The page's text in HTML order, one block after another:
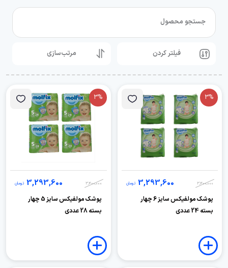
جستجو محصول
فیلتر کردن مرتب‌سازی
3%
3,400,000
3,293,600 تومان
پوشک مولفیکس سایز 6 چهار
بسته 24 عددی
3%
3,400,000
3,293,600 تومان
پوشک مولفیکس سایز 5 چهار
بسته 28 عددی